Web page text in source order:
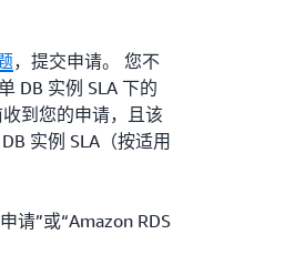
，提交申请。 您不
DB 实例 SLA 下的
到您的申请，且该
实例 SLA（按适用
请”或“Amazon RDS